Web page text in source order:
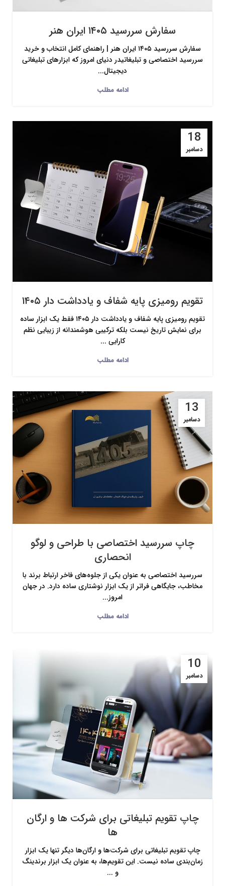
سفارش سررسید ۱۴۰۵ ایران هنر
سفارش سررسید ۱۴۰۵ ایران هنر | راهنمای کامل انتخاب و خرید
سررسید اختصاصی و تبلیغاتیدر دنیای امروز که ابزارهای تبلیغاتی
دیجیتال...
ادامه مطلب
18
دسامبر
تقویم رومیزی پایه شفاف و یادداشت دار ۱۴۰۵
تقویم رومیزی پایه شفاف و یادداشت دار ۱۴۰۵ فقط یک ابزار ساده
برای نمایش تاریخ نیست بلکه ترکیبی هوشمندانه از زیبایی نظم
کارایی ...
ادامه مطلب
13
دسامبر
چاپ سررسید اختصاصی با طراحی و لوگو
انحصاری
سررسید اختصاصی به عنوان یکی از جلوه‌های فاخر ارتباط برند با
مخاطب، جایگاهی فراتر از یک ابزار نوشتاری ساده دارد. در جهان
امروز...
ادامه مطلب
10
دسامبر
چاپ تقویم تبلیغاتی برای شرکت ها و ارگان
ها
چاپ تقویم تبلیغاتی برای شرکت‌ها و ارگان‌ها دیگر تنها یک ابزار
زمان‌بندی ساده نیست. این تقویم‌ها، به عنوان یک ابزار برندینگ
و ...